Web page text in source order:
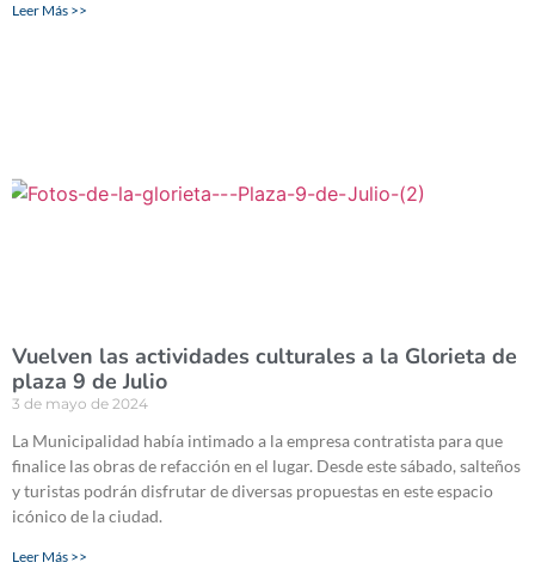
Leer Más >>
Vuelven las actividades culturales a la Glorieta de
plaza 9 de Julio
3 de mayo de 2024
La Municipalidad había intimado a la empresa contratista para que
finalice las obras de refacción en el lugar. Desde este sábado, salteños
y turistas podrán disfrutar de diversas propuestas en este espacio
icónico de la ciudad.
Leer Más >>